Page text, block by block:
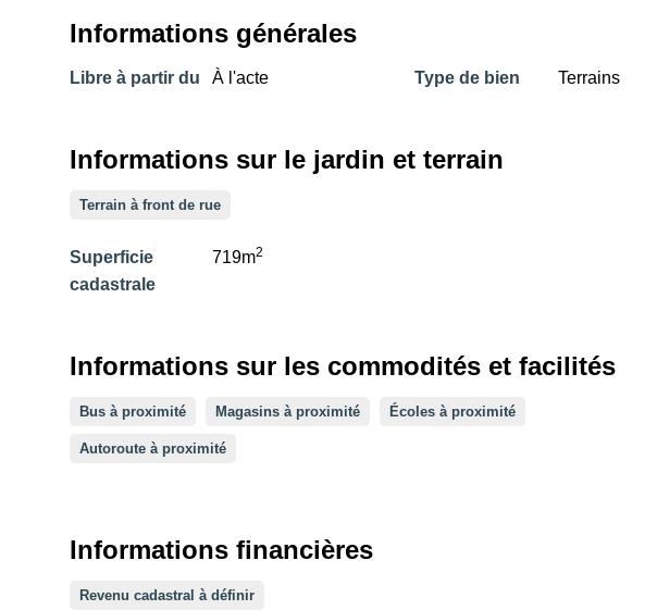
Informations générales
Libre à partir du À l'acte Type de bien Terrains
Informations sur le jardin et terrain
Terrain à front de rue
Superficie
cadastrale
719m2
Informations sur les commodités et facilités
Bus à proximité Magasins à proximité Écoles à proximité
Autoroute à proximité
Informations financières
Revenu cadastral à définir